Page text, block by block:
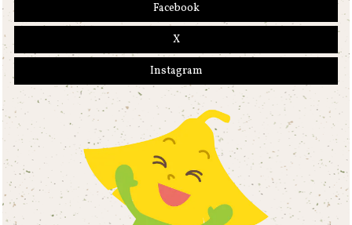
Facebook
X
Instagram